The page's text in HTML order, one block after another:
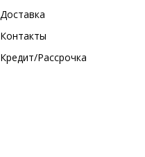
Доставка
Контакты
Кредит/Рассрочка